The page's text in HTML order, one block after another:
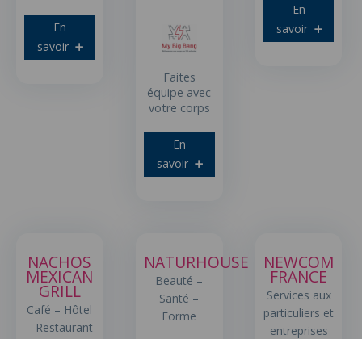
En
savoir
Faites
équipe avec
votre corps
En
savoir
En
savoir
NACHOS
MEXICAN
GRILL
Café – Hôtel
– Restaurant
NATURHOUSE
Beauté –
Santé –
Forme
NEWCOM
FRANCE
Services aux
particuliers et
entreprises